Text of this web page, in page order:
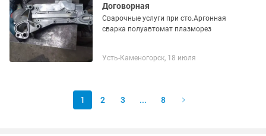
Договорная
Сварочные услуги при сто.Аргонная
сварка полуавтомат плазморез
Усть-Каменогорск, 18 июля
1 2 3 ... 8